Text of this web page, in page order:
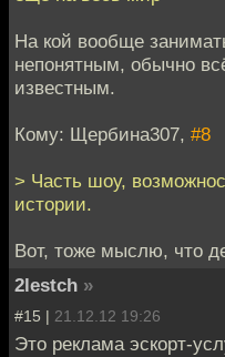
На кой вообще
непонятным, обычно
известным.
Кому: Щербина307, #8
> Часть шоу,
истории.
Вот, тоже мыслю, что
2lestch »
#15 | 21.12.12 19:26
Это реклама эскорт-